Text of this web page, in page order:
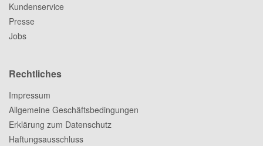
Kundenservice
Presse
Jobs
Rechtliches
Impressum
Allgemeine Geschäftsbedingungen
Erklärung zum Datenschutz
Haftungsausschluss